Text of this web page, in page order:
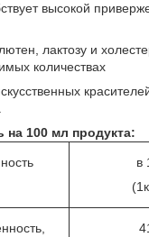
высокой
лактозу и
количествах
на 100 мл продукта:
в